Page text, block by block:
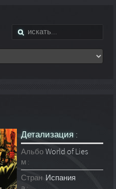
Детализация :
Альбо
м :
World of Lies
Стран Испания